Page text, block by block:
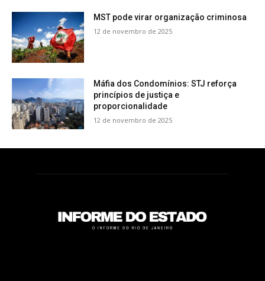
MST pode virar organização criminosa
12 de novembro de 2025
Máfia dos Condomínios: STJ reforça
princípios de justiça e
proporcionalidade
12 de novembro de 2025